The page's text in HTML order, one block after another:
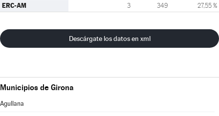
ERC-AM 3 349 27,55 %
Descárgate los datos en xml
Municipios de Girona
Agullana